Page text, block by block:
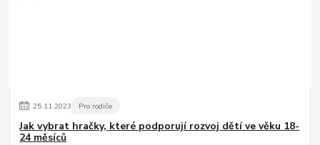
25.11.2023 Pro rodiče
Jak vybrat hračky, které podporují rozvoj dětí ve věku 18-
24 měsíců